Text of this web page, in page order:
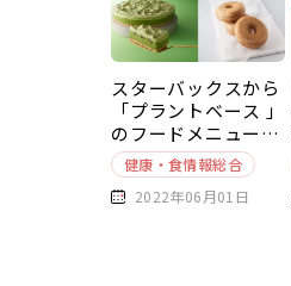
スターバックスから
「プラントベース 」
のフードメニューが
新発売
健康・食情報総合
2022年06月01日